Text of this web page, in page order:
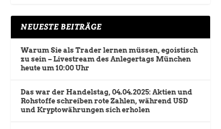
NEUESTE BEITRÄGE
Warum Sie als Trader lernen müssen, egoistisch
zu sein – Livestream des Anlegertags München
heute um 10:00 Uhr
Das war der Handelstag, 04.04.2025: Aktien und
Rohstoffe schreiben rote Zahlen, während USD
und Kryptowährungen sich erholen